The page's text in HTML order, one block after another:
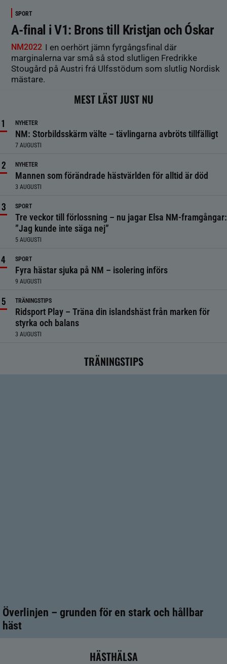
SPORT
A-final i V1: Brons till Kristjan och Óskar
NM2022 I en oerhört jämn fyrgångsfinal där
marginalerna var små så stod slutligen Fredrikke
Stougård på Austri frá Ulfsstödum som slutlig Nordisk
mästare.
MEST LÄST JUST NU
NYHETER
NM: Storbildsskärm välte – tävlingarna avbröts tillfälligt
7 AUGUSTI
NYHETER
Mannen som förändrade hästvärlden för alltid är död
3 AUGUSTI
SPORT
Tre veckor till förlossning – nu jagar Elsa NM-framgångar:
”Jag kunde inte säga nej”
5 AUGUSTI
SPORT
Fyra hästar sjuka på NM – isolering införs
9 AUGUSTI
TRÄNINGSTIPS
Ridsport Play – Träna din islandshäst från marken för
styrka och balans
3 AUGUSTI
TRÄNINGSTIPS
Överlinjen – grunden för en stark och hållbar
häst
HÄSTHÄLSA